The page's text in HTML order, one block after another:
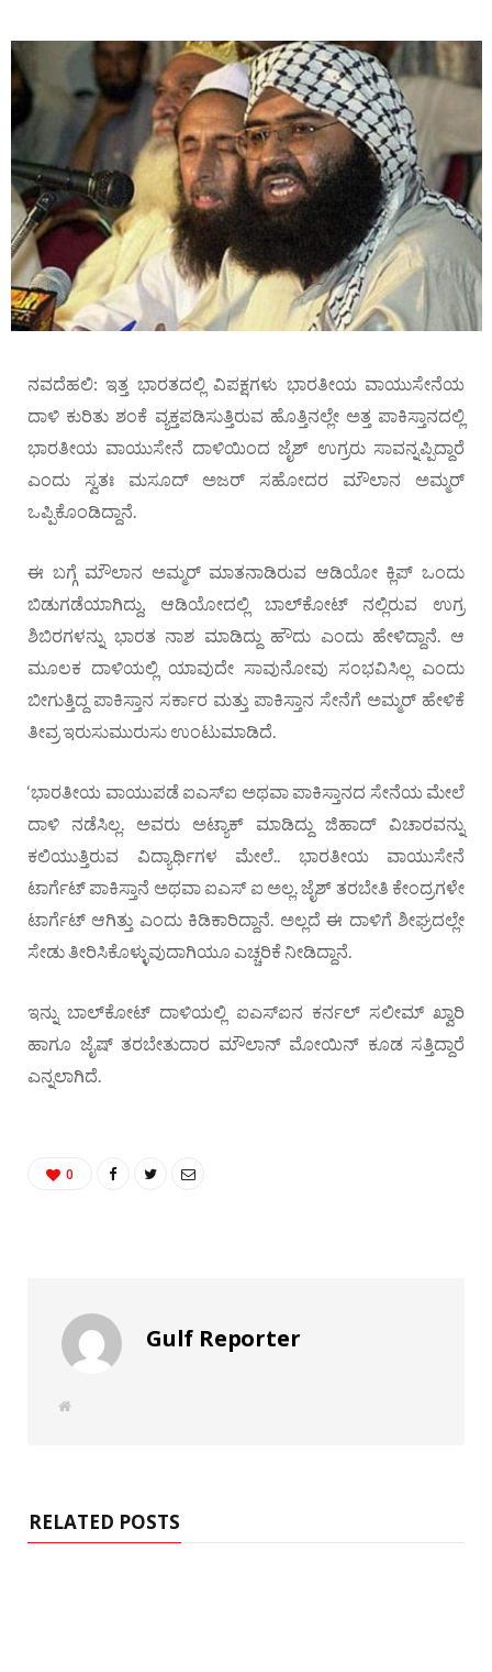
ನವದೆಹಲಿ: ಇತ್ತ ಭಾರತದಲ್ಲಿ ವಿಪಕ್ಷಗಳು ಭಾರತೀಯ ವಾಯುಸೇನೆಯ
ದಾಳಿ ಕುರಿತು ಶಂಕೆ ವ್ಯಕ್ತಪಡಿಸುತ್ತಿರುವ ಹೊತ್ತಿನಲ್ಲೇ ಅತ್ತ ಪಾಕಿಸ್ತಾನದಲ್ಲಿ
ಭಾರತೀಯ ವಾಯುಸೇನೆ ದಾಳಿಯಿಂದ ಜೈಶ್ ಉಗ್ರರು ಸಾವನ್ನಪ್ಪಿದ್ದಾರೆ
ಎಂದು ಸ್ವತಃ ಮಸೂದ್ ಅಜರ್ ಸಹೋದರ ಮೌಲಾನ ಅಮ್ಮರ್
ಒಪ್ಪಿಕೊಂಡಿದ್ದಾನೆ.
ಈ ಬಗ್ಗೆ ಮೌಲಾನ ಅಮ್ಮರ್ ಮಾತನಾಡಿರುವ ಆಡಿಯೋ ಕ್ಲಿಪ್ ಒಂದು
ಬಿಡುಗಡೆಯಾಗಿದ್ದು, ಆಡಿಯೋದಲ್ಲಿ ಬಾಲ್​​ಕೋಟ್ ನಲ್ಲಿರುವ ಉಗ್ರ
ಶಿಬಿರಗಳನ್ನು ಭಾರತ ನಾಶ ಮಾಡಿದ್ದು ಹೌದು ಎಂದು ಹೇಳಿದ್ದಾನೆ. ಆ
ಮೂಲಕ ದಾಳಿಯಲ್ಲಿ ಯಾವುದೇ ಸಾವುನೋವು ಸಂಭವಿಸಿಲ್ಲ ಎಂದು
ಬೀಗುತ್ತಿದ್ದ ಪಾಕಿಸ್ತಾನ ಸರ್ಕಾರ ಮತ್ತು ಪಾಕಿಸ್ತಾನ ಸೇನೆಗೆ ಅಮ್ಮರ್ ಹೇಳಿಕೆ
ತೀವ್ರ ಇರುಸುಮುರುಸು ಉಂಟುಮಾಡಿದೆ.
‘ಭಾರತೀಯ ವಾಯುಪಡೆ ಐಎಸ್​ಐ ಅಥವಾ ಪಾಕಿಸ್ತಾನದ ಸೇನೆಯ ಮೇಲೆ
ದಾಳಿ ನಡೆಸಿಲ್ಲ. ಅವರು ಅಟ್ಯಾಕ್ ಮಾಡಿದ್ದು ಜಿಹಾದ್​ ವಿಚಾರವನ್ನು
ಕಲಿಯುತ್ತಿರುವ ವಿದ್ಯಾರ್ಥಿಗಳ ಮೇಲೆ.. ಭಾರತೀಯ ವಾಯುಸೇನೆ
ಟಾರ್ಗೆಟ್ ಪಾಕಿಸ್ತಾನೆ ಅಥವಾ ಐಎಸ್ ಐ ಅಲ್ಲ. ಜೈಶ್ ತರಬೇತಿ ಕೇಂದ್ರಗಳೇ
ಟಾರ್ಗೆಟ್ ಆಗಿತ್ತು ಎಂದು ಕಿಡಿಕಾರಿದ್ದಾನೆ. ಅಲ್ಲದೆ ಈ ದಾಳಿಗೆ ಶೀಘ್ರದಲ್ಲೇ
ಸೇಡು ತೀರಿಸಿಕೊಳ್ಳುವುದಾಗಿಯೂ ಎಚ್ಚರಿಕೆ ನೀಡಿದ್ದಾನೆ.
ಇನ್ನು ಬಾಲ್​ಕೋಟ್​ ದಾಳಿಯಲ್ಲಿ ಐಎಸ್​ಐನ ಕರ್ನಲ್​ ಸಲೀಮ್​ ಖ್ವಾರಿ
ಹಾಗೂ ಜೈಷ್​​​ ತರಬೇತುದಾರ ಮೌಲಾನ್​ ಮೋಯಿನ್​ ಕೂಡ ಸತ್ತಿದ್ದಾರೆ
ಎನ್ನಲಾಗಿದೆ.
0
Gulf Reporter
W
RELATED POSTS